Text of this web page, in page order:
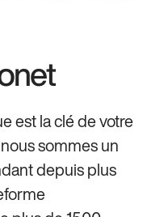
est la clé de votre
sommes un
depuis plus